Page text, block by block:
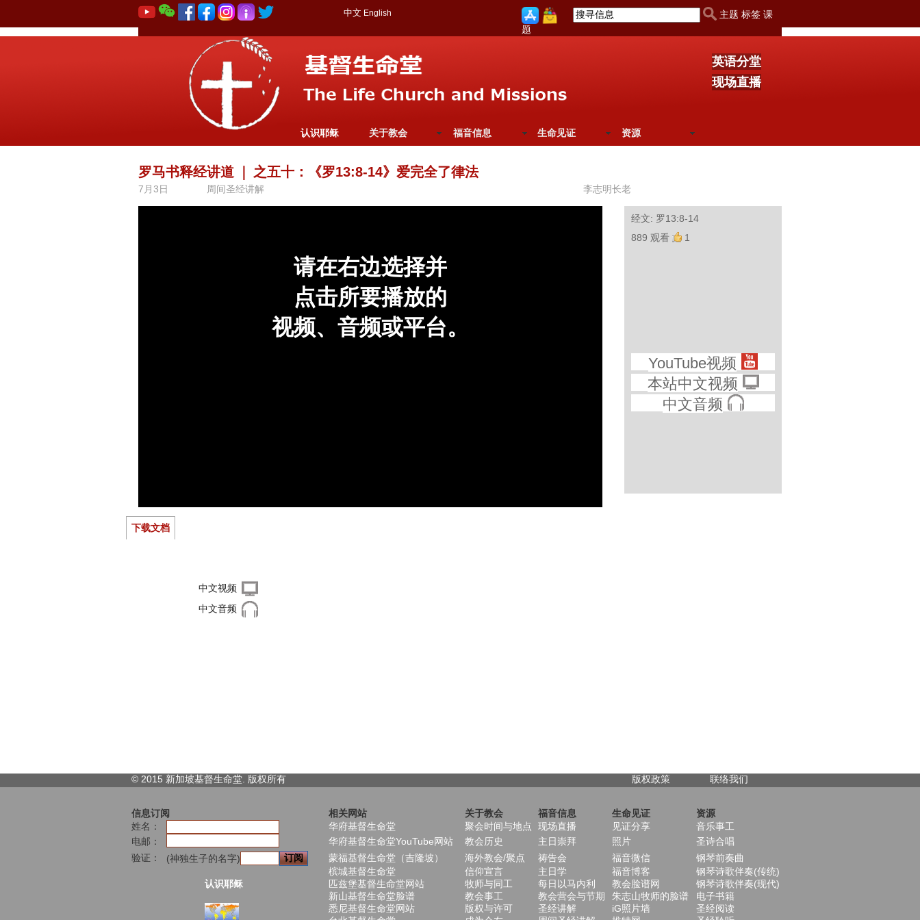
中文 English
主题 标签 课
题
英语分堂
现场直播
认识耶稣 关于教会 福音信息 生命见证 资源
罗马书释经讲道 之五十：《罗13:8-14》爱完全了律法
7月3日 周间圣经讲解 李志明长老
经文: 罗13:8-14
889 观看
1
YouTube视频
本站中文视频
中文音频
下载文档
中文视频
中文音频
© 2015 新加坡基督生命堂. 版权所有 版权政策 联络我们
信息订阅 相关网站 关于教会 福音信息 生命见证
资源
姓名：
华府基督生命堂 聚会时间与地点 现场直播 见证分享
音乐事工
电邮：
华府基督生命堂YouTube网站 教会历史 主日崇拜 照片
圣诗合唱
验证：
(神独生子的名字) 蒙福基督生命堂（吉隆坡） 海外教会/聚点 祷告会 福音微信
钢琴前奏曲
槟城基督生命堂
信仰宣言 主日学 福音博客
钢琴诗歌伴奏(传统)
认识耶稣
匹兹堡基督生命堂网站 牧师与同工 每日以马内利 教会脸谱网
钢琴诗歌伴奏(现代)
新山基督生命堂脸谱
教会事工 教会营会与节期 朱志山牧师的脸谱
电子书籍
悉尼基督生命堂网站
版权与许可 圣经讲解 iG照片墙
圣经阅读